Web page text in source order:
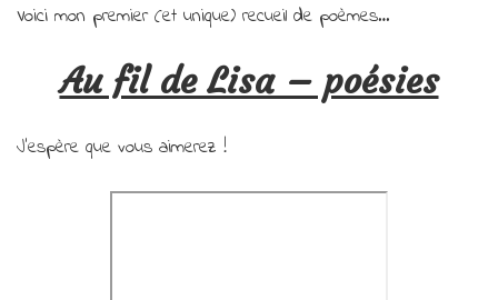
Voici mon premier (et unique) recueil de poèmes…
Au fil de Lisa – poésies
J’espère que vous aimerez !